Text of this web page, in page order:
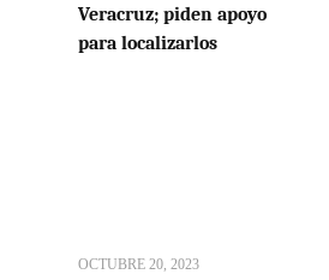
Veracruz; piden apoyo
para localizarlos
OCTUBRE 20, 2023